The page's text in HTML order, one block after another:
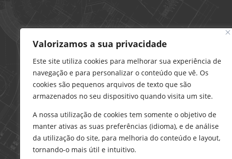
Valorizamos a sua privacidade
Este site utiliza cookies para melhorar sua experiência de
navegação e para personalizar o conteúdo que vê. Os
cookies são pequenos arquivos de texto que são
armazenados no seu dispositivo quando visita um site.
A nossa utilização de cookies tem somente o objetivo de
manter ativas as suas preferências (idioma), e de análise
da utilização do site, para melhoria do conteúdo e layout,
tornando-o mais útil e intuitivo.
21 296 0195
912 606 251
charneca@delarobia.pt
R. António Andrade, 1116
2820-287 • Charneca da Caparica
Loja – Tires
214 453 329
919 865 192